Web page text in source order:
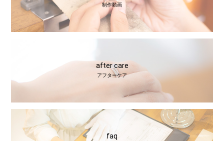
制作動画
after care
アフターケア
faq